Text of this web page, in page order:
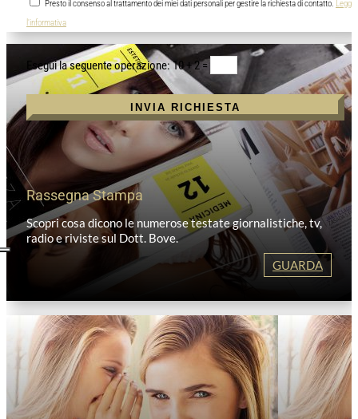
Presto il consenso al trattamento dei miei dati personali per gestire la richiesta di contatto. Leggi
l'informativa
10 + 2=
INVIA RICHIESTA
Rassegna Stampa
Scopri cosa dicono le numerose testate giornalistiche, tv,
radio e riviste sul Dott. Bove.
GUARDA